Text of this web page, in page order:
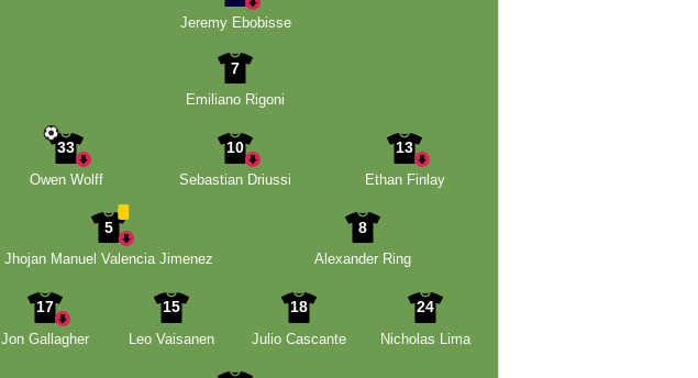
Jeremy Ebobisse
7
Emiliano Rigoni
33
Owen Wolff
10
Sebastian Driussi
13
Ethan Finlay
5
Jhojan Manuel Valencia Jimenez
8
Alexander Ring
17
Jon Gallagher
15
Leo Vaisanen
18
Julio Cascante
24
Nicholas Lima